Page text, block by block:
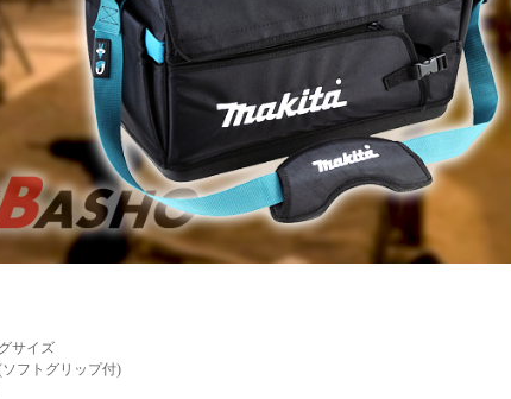
サイズ
フトグリップ付)